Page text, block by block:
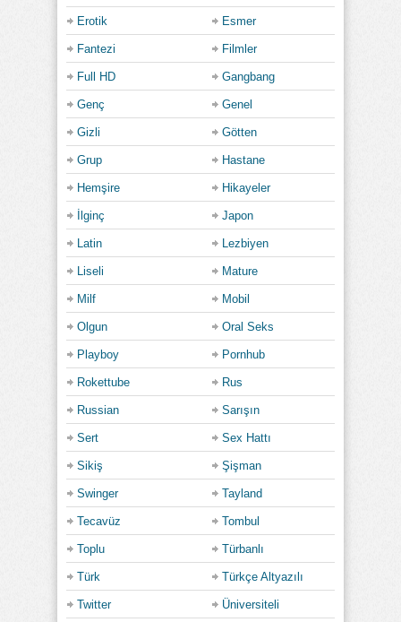
Erotik Esmer
Fantezi Filmler
Full HD Gangbang
Genç Genel
Gizli Götten
Grup Hastane
Hemşire Hikayeler
İlginç Japon
Latin Lezbiyen
Liseli Mature
Milf Mobil
Olgun Oral Seks
Playboy Pornhub
Rokettube Rus
Russian Sarışın
Sert Sex Hattı
Sikiş Şişman
Swinger Tayland
Tecavüz Tombul
Toplu Türbanlı
Türk Türkçe Altyazılı
Twitter Üniversiteli